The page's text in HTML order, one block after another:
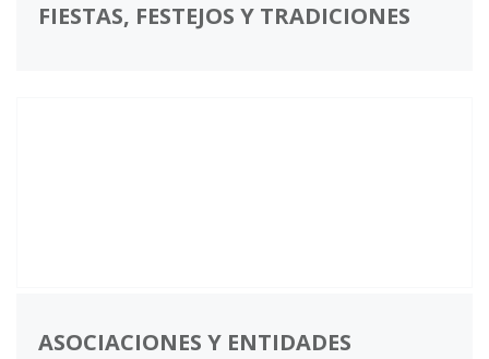
FIESTAS, FESTEJOS Y TRADICIONES
ASOCIACIONES Y ENTIDADES